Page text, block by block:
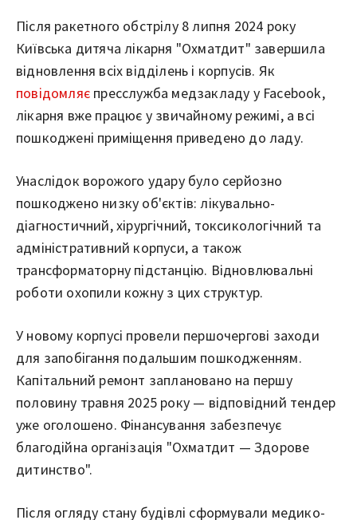
Після ракетного обстрілу 8 липня 2024 року
Київська дитяча лікарня "Охматдит" завершила
відновлення всіх відділень і корпусів. Як
повідомляє пресслужба медзакладу у Facebook,
лікарня вже працює у звичайному режимі, а всі
пошкоджені приміщення приведено до ладу.
Унаслідок ворожого удару було серйозно
пошкоджено низку об'єктів: лікувально-
діагностичний, хірургічний, токсикологічний та
адміністративний корпуси, а також
трансформаторну підстанцію. Відновлювальні
роботи охопили кожну з цих структур.
У новому корпусі провели першочергові заходи
для запобігання подальшим пошкодженням.
Капітальний ремонт заплановано на першу
половину травня 2025 року — відповідний тендер
уже оголошено. Фінансування забезпечує
благодійна організація "Охматдит — Здорове
дитинство".
Після огляду стану будівлі сформували медико-